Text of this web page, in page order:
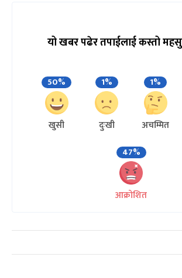
यो खबर पढेर तपाईलाई कस्तो
50%
खुसी
1%
दुःखी
1%
अचम्मित
47%
आक्रोशित